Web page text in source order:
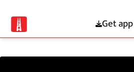
Get app